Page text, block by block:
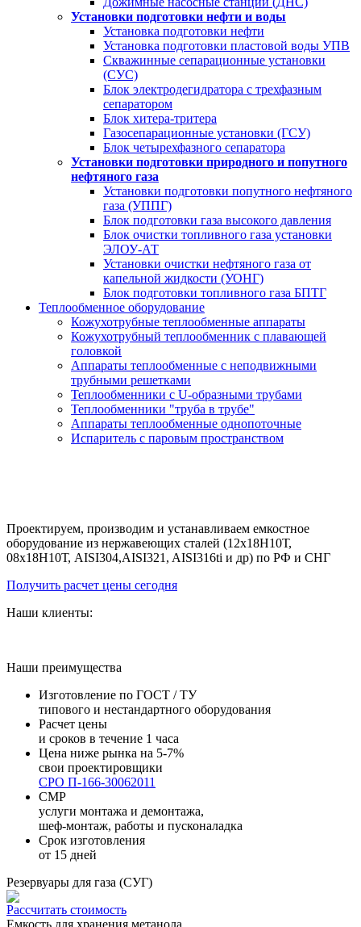
Установки подготовки нефти и воды
Установка подготовки нефти
Установка подготовки пластовой воды УПВ
Скважинные сепарационные установки
(СУС)
Блок электродегидратора с трехфазным
сепаратором
Блок хитера-тритера
Газосепарационные установки (ГСУ)
Блок четырехфазного сепаратора
Установки подготовки природного и попутного
нефтяного газа
Установки подготовки попутного нефтяного
газа (УППГ)
Блок подготовки газа высокого давления
Блок очистки топливного газа установки
ЭЛОУ-АТ
Установки очистки нефтяного газа от
капельной жидкости (УОНГ)
Блок подготовки топливного газа БПТГ
Теплообменное оборудование
Кожухотрубные теплообменные аппараты
Кожухотрубный теплообменник с плавающей
головкой
Аппараты теплообменные с неподвижными
трубными решетками
Теплообменники с U-образными трубами
Теплообменники "труба в трубе"
Аппараты теплообменные однопоточные
Испаритель с паровым пространством
Проектируем, производим и устанавливаем емкостное
оборудование из нержавеющих сталей (12х18Н10Т,
08х18Н10Т, AISI304,AISI321, AISI316ti и др) по РФ и СНГ
Получить расчет цены сегодня
Наши клиенты:
Наши преимущества
Изготовление по ГОСТ / ТУ
типового и нестандартного оборудования
Расчет цены
и сроков в течение 1 часа
Цена ниже рынка на 5-7%
свои проектировщики
СРО П-166-30062011
СМР
услуги монтажа и демонтажа,
шеф-монтаж, работы и пусконаладка
Срок изготовления
от 15 дней
Резервуары для газа (СУГ)
Рассчитать стоимость
Емкость для хранения метанола